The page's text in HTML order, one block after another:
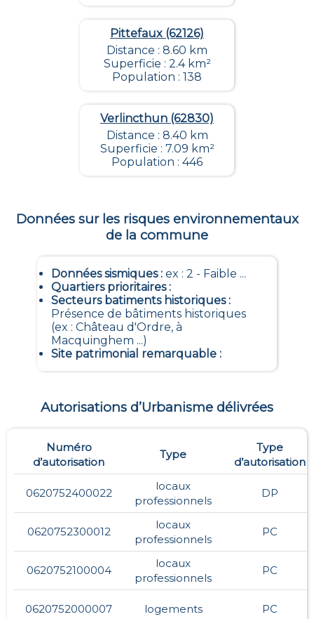
Pittefaux (62126)
Distance : 8.60 km
Superficie : 2.4 km²
Population : 138
Verlincthun (62830)
Distance : 8.40 km
Superficie : 7.09 km²
Population : 446
Données sur les risques environnementaux
de la commune
Données sismiques: ex : 2 - Faible ...
Quartiers prioritaires:
Secteurs batiments historiques:
Présence de bâtiments historiques
(ex : Château d'Ordre, à
Macquinghem ...)
Site patrimonial remarquable:
Autorisations d’Urbanisme délivrées
Numéro
d’autorisation
Type
Type
d’autorisation
0620752400022
locaux
professionnels
DP
0620752300012
locaux
professionnels
PC
0620752100004
locaux
professionnels
PC
0620752000007 logements PC